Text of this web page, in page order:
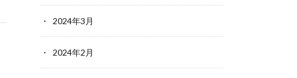
2024年3月
2024年2月